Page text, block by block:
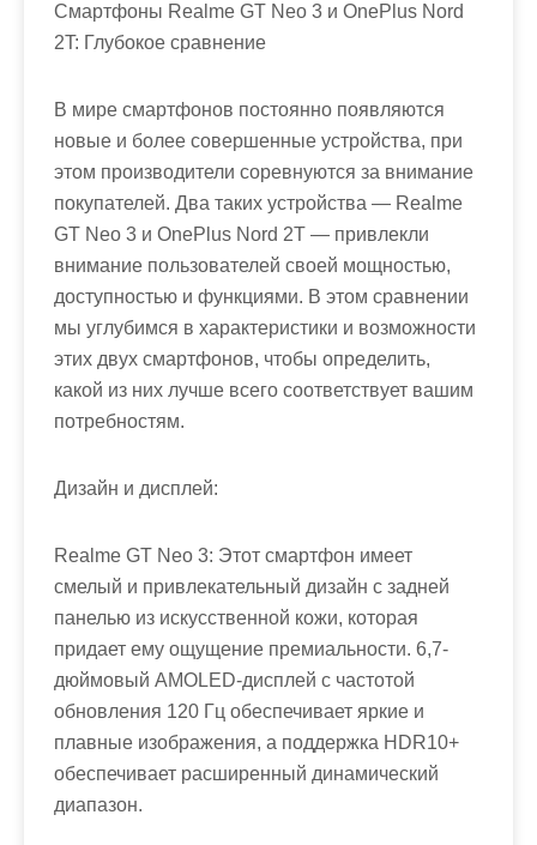
Смартфоны Realme GT Neo 3 и OnePlus Nord
2T: Глубокое сравнение
В мире смартфонов постоянно появляются
новые и более совершенные устройства, при
этом производители соревнуются за внимание
покупателей. Два таких устройства — Realme
GT Neo 3 и OnePlus Nord 2T — привлекли
внимание пользователей своей мощностью,
доступностью и функциями. В этом сравнении
мы углубимся в характеристики и возможности
этих двух смартфонов, чтобы определить,
какой из них лучше всего соответствует вашим
потребностям.
Дизайн и дисплей:
Realme GT Neo 3: Этот смартфон имеет
смелый и привлекательный дизайн с задней
панелью из искусственной кожи, которая
придает ему ощущение премиальности. 6,7-
дюймовый AMOLED-дисплей с частотой
обновления 120 Гц обеспечивает яркие и
плавные изображения, а поддержка HDR10+
обеспечивает расширенный динамический
диапазон.